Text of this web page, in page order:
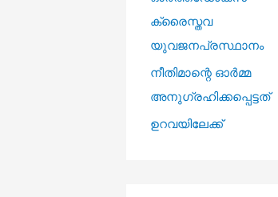
ക്രൈസ്തവ
യുവജനപ്രസ്ഥാനം
നീതിമാന്റെ ഓർമ്മ
അനുഗ്രഹിക്കപ്പെട്ടത്
ഉറവയിലേക്ക്